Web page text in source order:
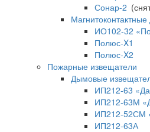
Сонар-2
Магнитоконтактные
ИО102-32
Полюс-X1
Полюс-X2
Пожарные извещатели
Дымовые
ИП212-63
ИП212-63М
ИП212-52СМ
ИП212-63А